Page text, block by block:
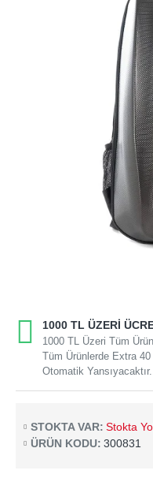
1000 TL ÜZERI
1000 TL Üzeri Tüm
Tüm Ürünlerde Extra
Otomatik
STOKTA VAR: Stokta
ÜRÜN KODU: 300831